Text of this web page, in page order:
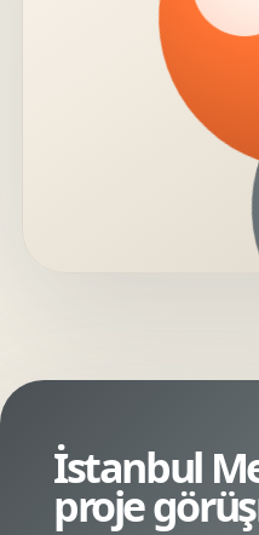
İstanbul
proje